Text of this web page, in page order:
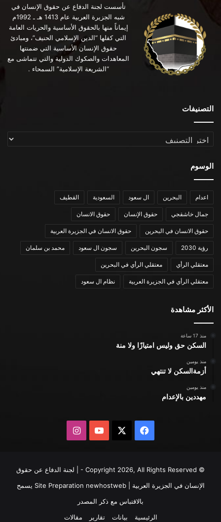
تأسست لجنة الدفاع عن حقوق الإنسان في
شبه الجزيرة العربية عام 1413 هـ ـ 1992م
إيماناً منها بالحقوق الأساسية والحريات العامة
التي كفلها “الدين الإسلامي الحنيف”، ومبادئ
حقوق الإنسان الأساسية التي ضمنتها
المعاهدات والصكوك الدولية والتي تتماشى مع
“الشريعة الإسلامية” السمحاء .
التصنيفات
التصنيفات
الوسوم
اعدام البحرين ال سعود السعودية القطيف
جمال خاشقجي حقوق الإنسان حقوق الانسان
حقوق الانسان في البحرين حقوق الانسان في الجزيرة العربية
رؤية 2030 سجون البحرين سجون ال سعود محمد بن سلمان
معتقلي الرأي معتقلي الرأي في البحرين
معتقلي الرأي في الجزيرة العربية نظام ال سعود
الأكثر مشاهدة
منذ 17 ساعة
السكن حق وليس امتيازًا ولا منة
منذ يومين
أزمةالسكن لا تنتهي
منذ يومين
مهددين بالإعدام
فيسبوك يوتيوبانستقرام
© Copyright 2026, All Rights Reserved - | لجنة الدفاع عن حقوق
الإنسان في الجزيرة العربية | Site Preparationnewhostweb
يسمح
بالاقتباس مع ذكر المصدر
الرئيسية
بيانات تقارير مقالات